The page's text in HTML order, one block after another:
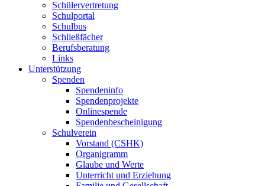
Schülervertretung
Schulportal
Schulbus
Schließfächer
Berufsberatung
Links
Unterstützung
Spenden
Spendeninfo
Spendenprojekte
Onlinespende
Spendenbescheinigung
Schulverein
Vorstand (CSHK)
Organigramm
Glaube und Werte
Unterricht und Erziehung